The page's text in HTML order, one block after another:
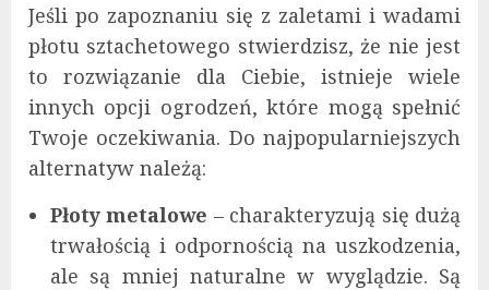
Jeśli po zapoznaniu się z zaletami i wadami
płotu sztachetowego stwierdzisz, że nie jest
to rozwiązanie dla Ciebie, istnieje wiele
innych opcji ogrodzeń, które mogą spełnić
Twoje oczekiwania. Do najpopularniejszych
alternatyw należą:
Płoty metalowe – charakteryzują się dużą
trwałością i odpornością na uszkodzenia,
ale są mniej naturalne w wyglądzie. Są